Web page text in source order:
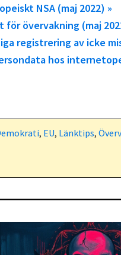
NSA (maj 2022) »
för övervakning (maj
registrering av icke
hos
, EU, Länktips,